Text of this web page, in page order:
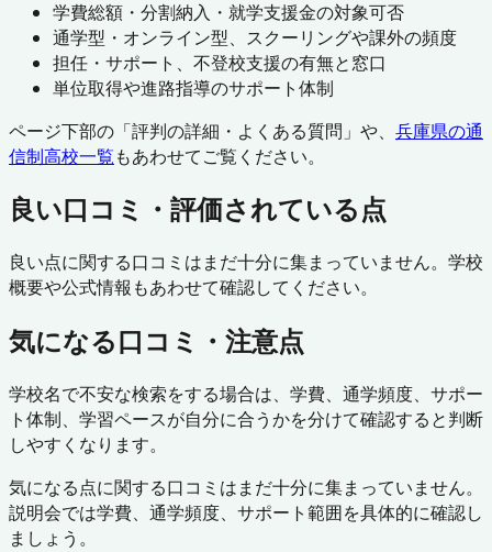
学費総額・分割納入・就学支援金の対象可否
通学型・オンライン型、スクーリングや課外の頻度
担任・サポート、不登校支援の有無と窓口
単位取得や進路指導のサポート体制
ページ下部の「評判の詳細・よくある質問」や、 兵庫県の通
信制高校一覧もあわせてご覧ください。
良い口コミ・評価されている点
良い点に関する口コミはまだ十分に集まっていません。学校
概要や公式情報もあわせて確認してください。
気になる口コミ・注意点
学校名で不安な検索をする場合は、学費、通学頻度、サポー
ト体制、学習ペースが自分に合うかを分けて確認すると判断
しやすくなります。
気になる点に関する口コミはまだ十分に集まっていません。
説明会では学費、通学頻度、サポート範囲を具体的に確認し
ましょう。